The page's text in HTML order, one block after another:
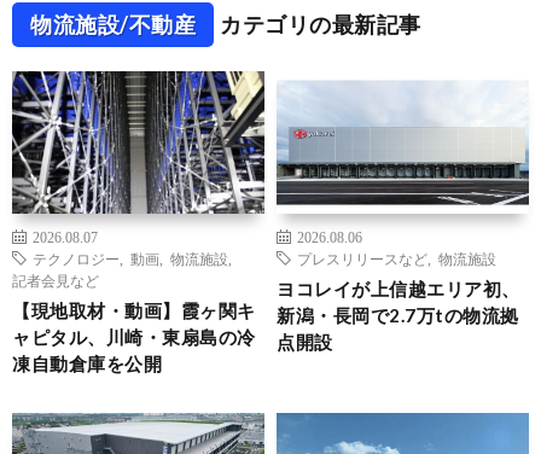
物流施設/不動産 カテゴリの最新記事
2026.08.07
テクノロジー
動画 物流施設
記者会見など
【現地取材・動画】霞ヶ関キ
ャピタル、川崎・東扇島の冷
凍自動倉庫を公開
2026.08.06
プレスリリースなど
物流施設
ヨコレイが上信越エリア初、
新潟・長岡で2.7万tの物流拠
点開設